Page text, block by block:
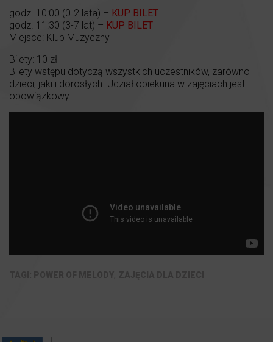
godz. 10:00 (0-2 lata) – KUP BILET
godz. 11:30 (3-7 lat) – KUP BILET
Miejsce: Klub Muzyczny
Bilety: 10 zł
Bilety wstępu dotyczą wszystkich uczestników, zarówno
dzieci, jaki i dorosłych. Udział opiekuna w zajęciach jest
obowiązkowy.